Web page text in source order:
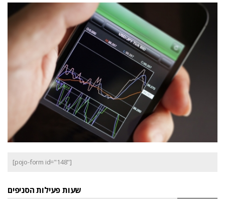
[pojo-form id="148"]
שעות פעילות הסניפים